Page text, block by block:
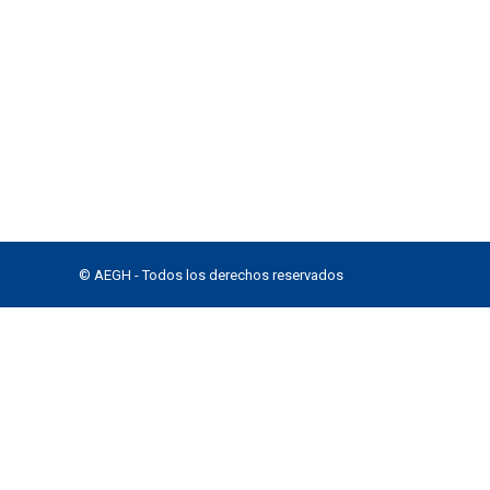
© AEGH - Todos los derechos reservados